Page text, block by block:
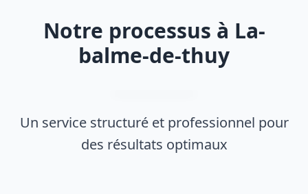
Notre processus à La-
balme-de-thuy
Un service structuré et professionnel pour
des résultats optimaux